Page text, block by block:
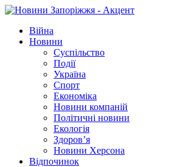
Війна
Новини
Суспільство
Події
Україна
Спорт
Економіка
Новини компаній
Політичні новини
Екологія
Здоров’я
Новини Херсона
Відпочинок